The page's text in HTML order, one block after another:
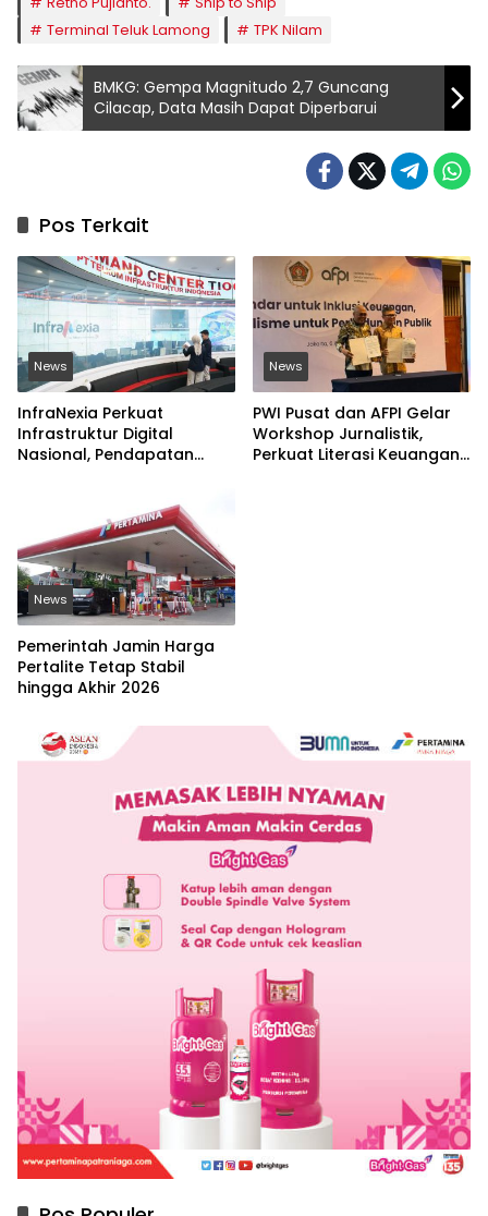
Terminal Teluk Lamong
TPK Nilam
BMKG: Gempa Magnitudo 2,7 Guncang
Cilacap, Data Masih Dapat Diperbarui
Pos Terkait
News
InfraNexia Perkuat
Infrastruktur Digital
Nasional, Pendapatan
News
PWI Pusat dan AFPI Gelar
Workshop Jurnalistik,
Perkuat Literasi Keuangan
News
Pemerintah Jamin Harga
Pertalite Tetap Stabil
hingga Akhir 2026